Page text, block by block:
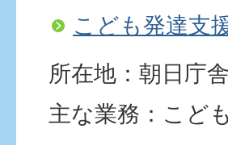
こども発達支
所在地：朝日庁舎
主な業務：こど